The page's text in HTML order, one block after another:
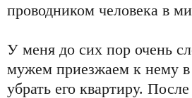
проводником человека в
У меня до сих пор очень
мужем приезжаем к нему в
убрать его квартиру.